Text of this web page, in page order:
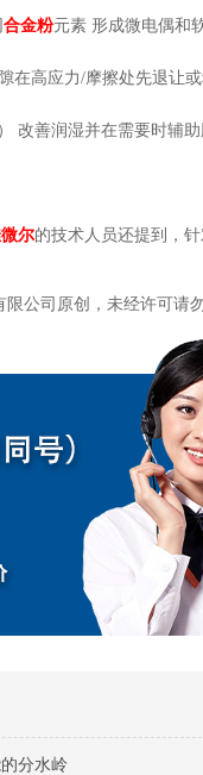
合金粉元素 形成微电偶和
在高应力/摩擦处先退让
） 改善润湿并在需要时辅助
尔的技术人员还提到，
公司原创，未经许可请
分水岭